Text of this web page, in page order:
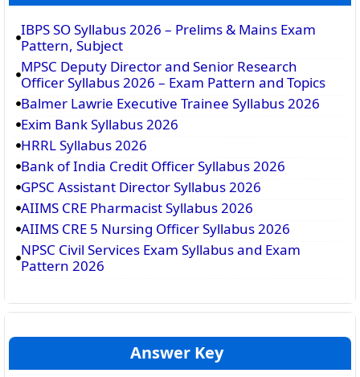
IBPS SO Syllabus 2026 – Prelims & Mains Exam
Pattern, Subject
MPSC Deputy Director and Senior Research
Officer Syllabus 2026 – Exam Pattern and Topics
Balmer Lawrie Executive Trainee Syllabus 2026
Exim Bank Syllabus 2026
HRRL Syllabus 2026
Bank of India Credit Officer Syllabus 2026
GPSC Assistant Director Syllabus 2026
AIIMS CRE Pharmacist Syllabus 2026
AIIMS CRE 5 Nursing Officer Syllabus 2026
NPSC Civil Services Exam Syllabus and Exam
Pattern 2026
Answer Key